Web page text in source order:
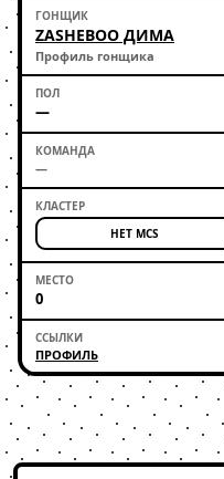
ZASHEBOO ДИМА
Профиль гонщика
—
—
НЕТ MCS
0
ПРОФИЛЬ